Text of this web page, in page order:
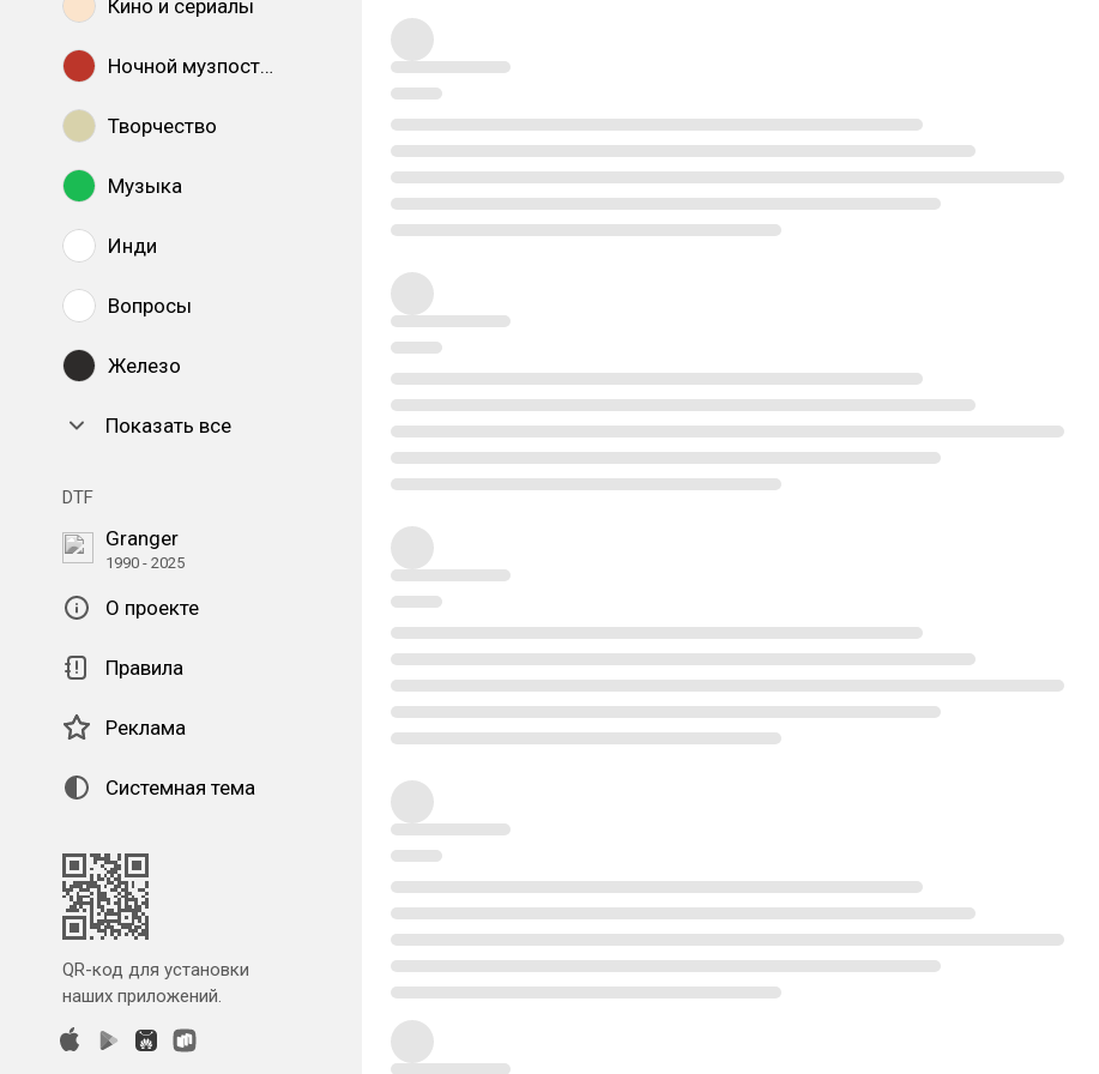
Кино и сериалы
Ночной музпостинг
Творчество
Музыка
Инди
Вопросы
Железо
Показать все
DTF
Granger
1990 - 2025
О проекте
Правила
Реклама
Системная тема
QR-код для установки
наших приложений.